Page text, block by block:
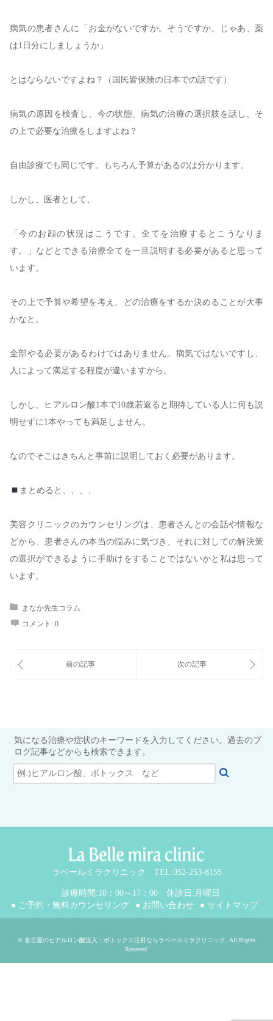
病気の患者さんに「お金がないですか。そうですか。じゃあ、薬
は1 日分にしましょうか」
とはならないですよね？（国民皆保険の日本での話です）
病気の原因を検査し、今の状態、病気の治療の選択肢を話し、そ
の上で必要な治療をしますよね？
自由診療でも同じです。もちろん予算があるのは分かります。
しかし、医者として、
「今のお顔の状況はこうです、全てを治療するとこうなりま
す。」などとできる治療全てを一旦説明する必要があると思って
います。
その上で予算や希望を考え、どの治療をするか決めることが大事
かなと。
全部やる必要があるわけではありません。病気ではないですし、
人によって満足する程度が違いますから。
しかし、ヒアルロン酸1本で10歳若返ると期待している人に何も説
明せずに1本やっても満足しません。
なのでそこはきちんと事前に説明しておく必要があります。
まとめると、、、、
美容クリニックのカウンセリングは、患者さんとの会話や情報な
どから、患者さんの本当の悩みに気づき、それに対しての解決策
の選択ができるように手助けをすることではないかと私は思って
います。
まなか先生コラム
コメント: 0
気になる治療や症状のキーワードを入力してください。過去のブ
ログ記事などからも検索できます。
ラベールミラクリニック TEL:052-253-8155
診療時間:10：00～17：00 休診日:月曜日
● ご予約・無料カウンセリング
● お問い合わせ ● サイトマップ
© 名古屋のヒアルロン酸注入・ボトックス注射ならラベールミラクリニック
. All Rights
Reserved.